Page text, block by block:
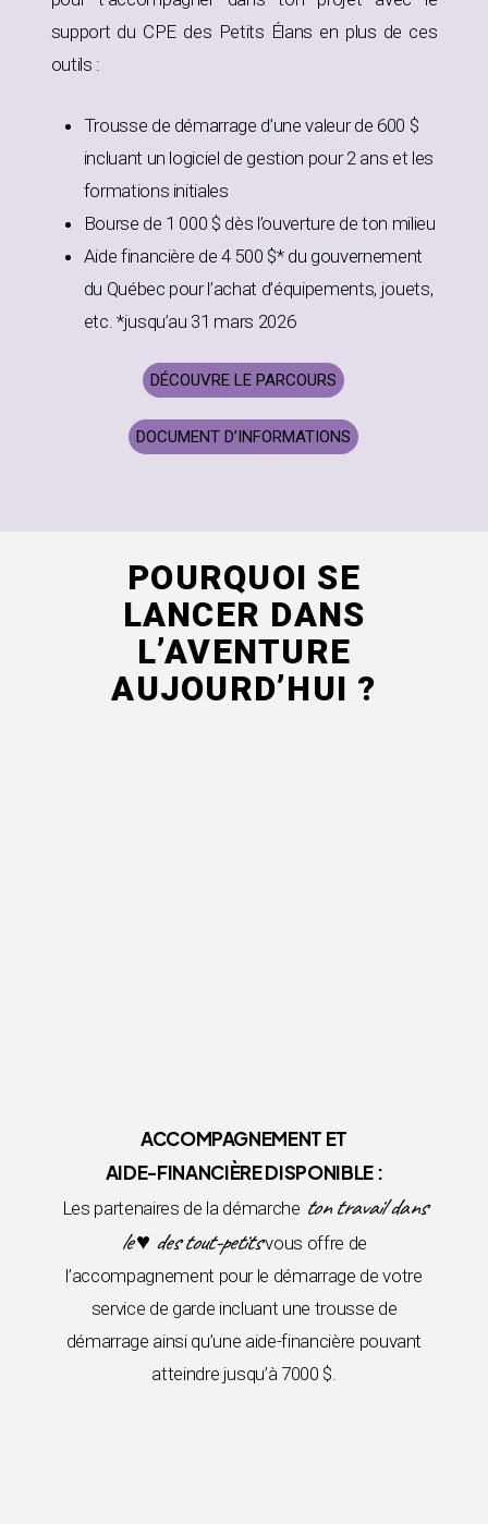
support du CPE des Petits Élans en plus de ces
outils :
Trousse de démarrage d’une valeur de 600 $
incluant un logiciel de gestion pour 2 ans et les
formations initiales
Bourse de 1 000 $ dès l’ouverture de ton milieu
Aide financière de 4 500 $* du gouvernement
du Québec pour l’achat d’équipements, jouets,
etc. *jusqu’au 31 mars 2026
DÉCOUVRE LE PARCOURS
DOCUMENT D’INFORMATIONS
POURQUOI SE
LANCER DANS
L’AVENTURE
AUJOURD’HUI ?
ACCOMPAGNEMENT ET
AIDE-FINANCIÈRE DISPONIBLE :
Les partenaires de la démarche ton travail dans
le ♥ des tout-petitsvous offre de
l’accompagnement pour le démarrage de votre
service de garde incluant une trousse de
démarrage ainsi qu’une aide-financière pouvant
atteindre jusqu’à 7000 $.